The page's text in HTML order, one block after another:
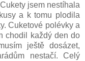
jsem nestíhala
a k tomu plodila
Cuketové polévky a
chodil každý den do
ještě dosázet,
nestačí. Celý